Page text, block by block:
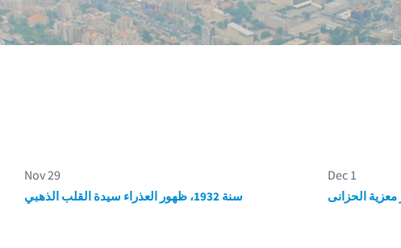
Nov 29
سنة 1932، ظهور العذراء سيدة القلب الذهبي
Dec 1